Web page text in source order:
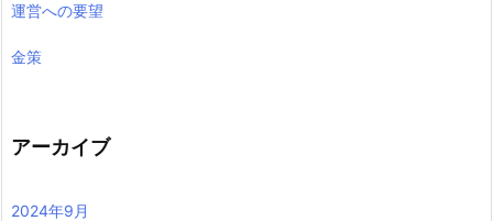
運営への要望
金策
アーカイブ
2024年9月